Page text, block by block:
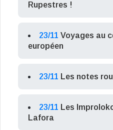
Rupestres !
23/11 Voyages au
européen
23/11 Les notes
23/11 Les
Lafora